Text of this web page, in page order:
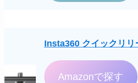
Insta360 クイックリリ
Amazonで探す